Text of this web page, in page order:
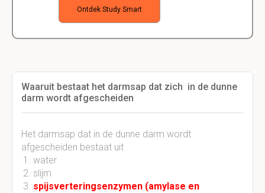
Ontdek Study Smart
Waaruit bestaat het darmsap dat zich in de dunne
darm wordt afgescheiden
Het darmsap dat in de dunne darm wordt
afgescheiden bestaat uit
water
slijm
spijsverteringsenzymen (amylase en